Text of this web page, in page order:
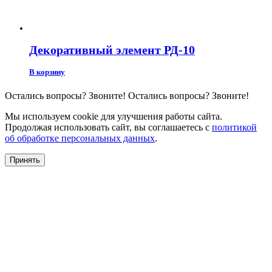
Декоративный элемент РД-10
В корзину
Остались вопросы? Звоните! Остались вопросы? Звоните!
Мы используем cookie для улучшения работы сайта.
Продолжая использовать сайт, вы соглашаетесь с политикой
об обработке персональных данных.
Принять